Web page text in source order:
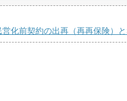
化前契約の出再（再再保険）